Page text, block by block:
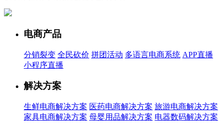
电商产品
分销裂变 全民砍价 拼团活动 多语言电商系统 APP直播
小程序直播
解决方案
生鲜电商解决方案 医药电商解决方案 旅游电商解决方案
家具电商解决方案 母婴用品解决方案 电器数码解决方案